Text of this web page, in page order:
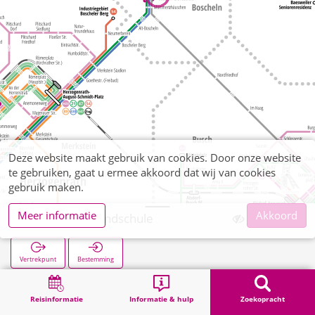
Reisinformatie Informatie & hulp Zoekopracht
Boscheln Grundschule
Vertrekpunt Bestemming
Zoekopracht
Deze website maakt gebruik van cookies. Door onze website
te gebruiken, gaat u ermee akkoord dat wij van cookies
gebruik maken.
Meer informatie
Akkoord